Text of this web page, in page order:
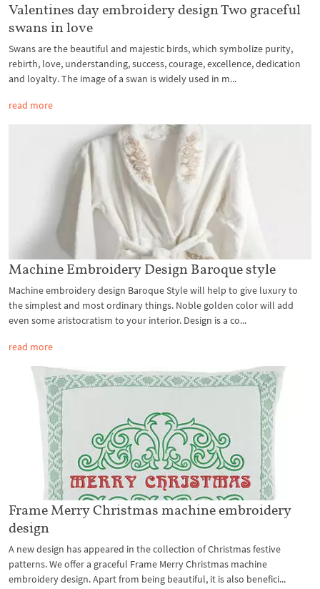
Valentines day embroidery design Two graceful
swans in love
Swans are the beautiful and majestic birds, which symbolize purity,
rebirth, love, understanding, success, courage, excellence, dedication
and loyalty. The image of a swan is widely used in m...
read more
Machine Embroidery Design Baroque style
Machine embroidery design Baroque Style will help to give luxury to
the simplest and most ordinary things. Noble golden color will add
even some aristocratism to your interior. Design is a co...
read more
Frame Merry Christmas machine embroidery
design
A new design has appeared in the collection of Christmas festive
patterns. We offer a graceful Frame Merry Christmas machine
embroidery design. Apart from being beautiful, it is also benefici...